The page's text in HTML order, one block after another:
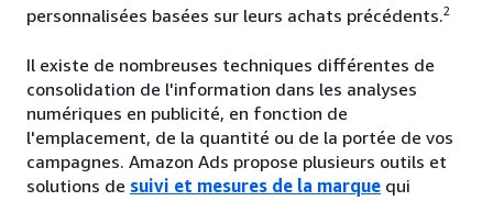
personnalisées basées sur leurs achats précédents.2
Il existe de nombreuses techniques différentes de
consolidation de l'information dans les analyses
numériques en publicité, en fonction de
l'emplacement, de la quantité ou de la portée de vos
campagnes. Amazon Ads propose plusieurs outils et
solutions de suivi et mesures de la marque qui